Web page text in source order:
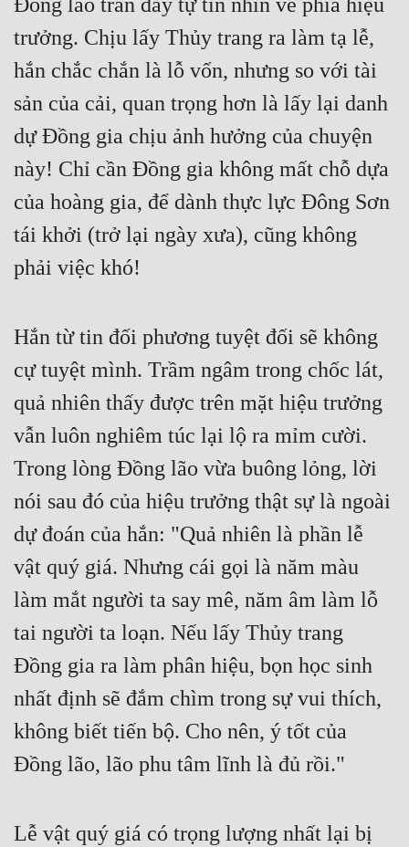
Đồng lão tràn đầy tự tin nhìn về phía hiệu
trưởng. Chịu lấy Thủy trang ra làm tạ lễ,
hắn chắc chắn là lỗ vốn, nhưng so với tài
sản của cải, quan trọng hơn là lấy lại danh
dự Đồng gia chịu ảnh hưởng của chuyện
này! Chỉ cần Đồng gia không mất chỗ dựa
của hoàng gia, để dành thực lực Đông Sơn
tái khởi (trở lại ngày xưa), cũng không
phải việc khó!
Hắn từ tin đối phương tuyệt đối sẽ không
cự tuyệt mình. Trầm ngâm trong chốc lát,
quả nhiên thấy được trên mặt hiệu trưởng
vẫn luôn nghiêm túc lại lộ ra mỉm cười.
Trong lòng Đồng lão vừa buông lỏng, lời
nói sau đó của hiệu trưởng thật sự là ngoài
dự đoán của hắn: "Quả nhiên là phần lễ
vật quý giá. Nhưng cái gọi là năm màu
làm mắt người ta say mê, năm âm làm lỗ
tai người ta loạn. Nếu lấy Thủy trang
Đồng gia ra làm phân hiệu, bọn học sinh
nhất định sẽ đắm chìm trong sự vui thích,
không biết tiến bộ. Cho nên, ý tốt của
Đồng lão, lão phu tâm lĩnh là đủ rồi."
Lễ vật quý giá có trọng lượng nhất lại bị